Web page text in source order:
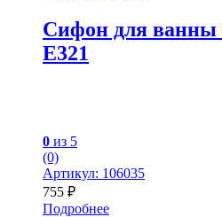
Сифон для ванны
Е321
0 из 5
(0)
Артикул: 106035
755 ₽
Подробнее